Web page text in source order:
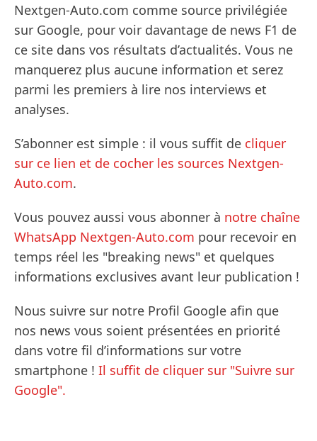
Nextgen-Auto.com comme source privilégiée
sur Google, pour voir davantage de news F1 de
ce site dans vos résultats d’actualités. Vous ne
manquerez plus aucune information et serez
parmi les premiers à lire nos interviews et
analyses.
S’abonner est simple : il vous suffit de cliquer
sur ce lien et de cocher les sources Nextgen-
Auto.com.
Vous pouvez aussi vous abonner à notre chaîne
WhatsApp Nextgen-Auto.com pour recevoir en
temps réel les "breaking news" et quelques
informations exclusives avant leur publication !
Nous suivre sur notre Profil Google afin que
nos news vous soient présentées en priorité
dans votre fil d’informations sur votre
smartphone ! Il suffit de cliquer sur "Suivre sur
Google".